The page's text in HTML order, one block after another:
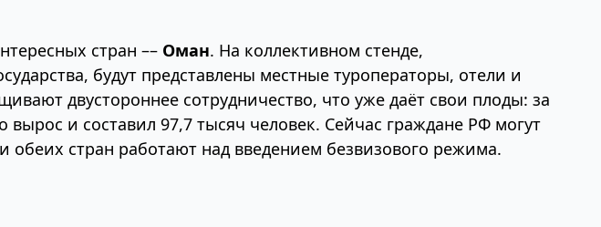
стран –– Оман. На коллективном стенде,
будут представлены местные туроператоры, отели и
двустороннее сотрудничество, что уже даёт свои плоды: за
и составил 97,7 тысяч человек. Сейчас граждане РФ могут
обеих стран работают над введением безвизового режима.